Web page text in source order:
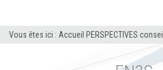
Vous êtes ici : Accueil PERSPECTIVES conseil